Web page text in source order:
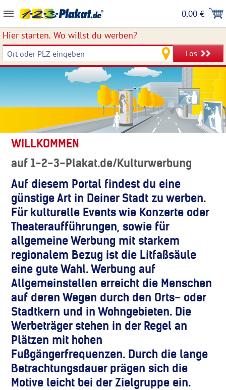
0,00 €
Hier starten. Wo willst du werben?
Los
WILLKOMMEN
auf 1-2-3-Plakat.de/Kulturwerbung
Auf diesem Portal findest du eine
günstige Art in Deiner Stadt zu werben.
Für kulturelle Events wie Konzerte oder
Theateraufführungen, sowie für
allgemeine Werbung mit starkem
regionalem Bezug ist die Litfaßsäule
eine gute Wahl. Werbung auf
Allgemeinstellen erreicht die Menschen
auf deren Wegen durch den Orts- oder
Stadtkern und in Wohngebieten. Die
Werbeträger stehen in der Regel an
Plätzen mit hohen
Fußgängerfrequenzen. Durch die lange
Betrachtungsdauer prägen sich die
Motive leicht bei der Zielgruppe ein.